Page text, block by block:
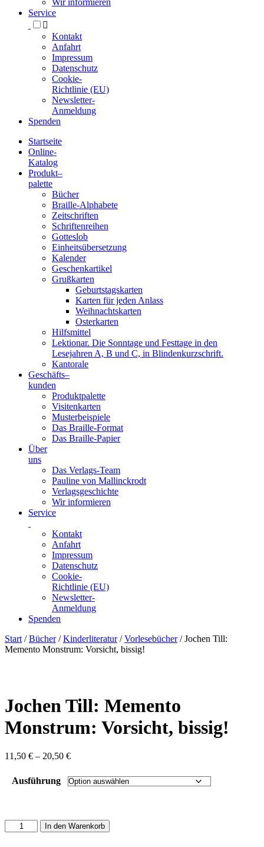
Wir informieren
Service

Kontakt
Anfahrt
Impressum
Datenschutz
Cookie-
Richtlinie (EU)
Newsletter-
Anmeldung
Spenden
Blindenschrift-
Verlag
Druckerei
gGmbH
Startseite
Online-
Katalog
Produkt–
palette
Bücher
Braille-Alphabete
Zeitschriften
Schriftenreihen
Gotteslob
Einheitsübersetzung
Kalender
Geschenkartikel
Grußkarten
Geburtstagskarten
Karten für jeden Anlass
Weihnachtskarten
Osterkarten
Hilfsmittel
Lektionar. Die Sonntage und Festtage in den
Lesejahren A, B und C, in Blindenkurzschrift.
Kantorale
Geschäfts­–
kunden
Produktpalette
Visitenkarten
Musterbeispiele
Das Braille-Format
Das Braille-Papier
Über
uns
Das Verlags-Team
Pauline von Mallinckrodt
Verlagsgeschichte
Wir informieren
Service
Kontakt
Anfahrt
Impressum
Datenschutz
Cookie-
Richtlinie (EU)
Newsletter-
Anmeldung
Spenden
Skip
to
Start /Bücher/Kinderliteratur/Vorlesebücher/ Jochen Till:
Memento Monstrum: Vorsicht, bissig!
Jochen Till: Memento
Monstrum: Vorsicht, bissig!
11,50 € – 20,50 €Preisspanne:
bis
20,50 €
Ausführung
Jochen
Till:
In den Warenkorb